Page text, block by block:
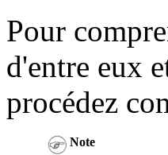
Pour
d'entre eux
procédez
Note